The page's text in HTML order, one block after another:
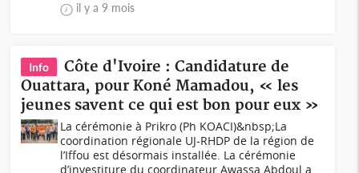
il y a 9 mois
Info
Côte d'Ivoire : Candidature de
Ouattara, pour Koné Mamadou, « les
jeunes savent ce qui est bon pour eux »
La cérémonie à Prikro (Ph KOACI)&nbsp;La
coordination régionale UJ-RHDP de la région de
l’Iffou est désormais installée. La cérémonie
d’investiture du coordinateur Awassa Abdoul a